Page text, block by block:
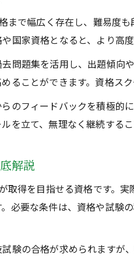
で幅広く存在し、難易度
国家資格となると、より高
問題集を活用し、出題傾
ることができます。資格ス
のフィードバックを積極的
を立て、無理なく継続するこ
解説
得を目指せる資格です。
必要な条件は、資格や試
験の合格が求められます